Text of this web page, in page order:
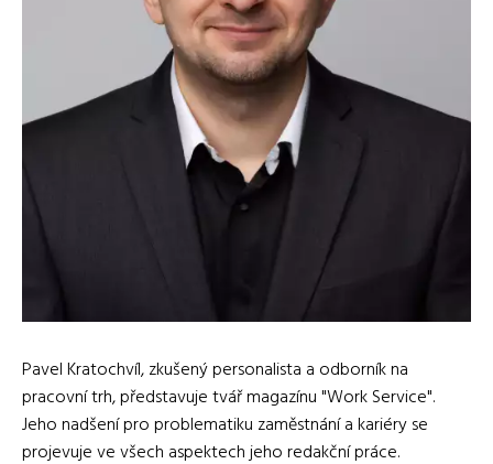
Pavel Kratochvíl, zkušený personalista a odborník na
pracovní trh, představuje tvář magazínu "Work Service".
Jeho nadšení pro problematiku zaměstnání a kariéry se
projevuje ve všech aspektech jeho redakční práce.